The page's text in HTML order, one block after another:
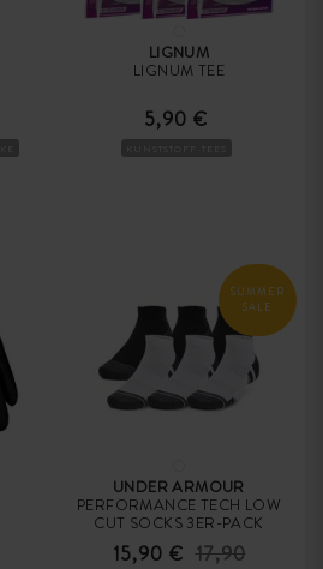
LIGNUM
LIGNUM TEE
5,90 €
SUMMER
SALE
UNDER ARMOUR
PERFORMANCE TECH LOW
CUT SOCKS 3ER-PACK
15,90 € 17,90